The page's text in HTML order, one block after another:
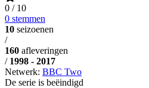
0 / 10
0 stemmen
10 seizoenen
/
160 afleveringen
/ 1998 - 2017
Netwerk: BBC Two
De serie is beëindigd